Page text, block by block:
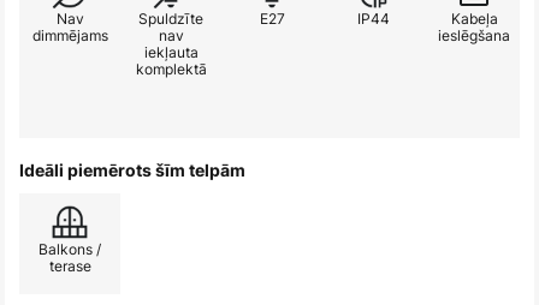
Nav
dimmējams
Spuldzīte
nav
iekļauta
komplektā
E27 IP44
Kabeļa
ieslēgšana
Ideāli piemērots šīm telpām
Balkons /
terase